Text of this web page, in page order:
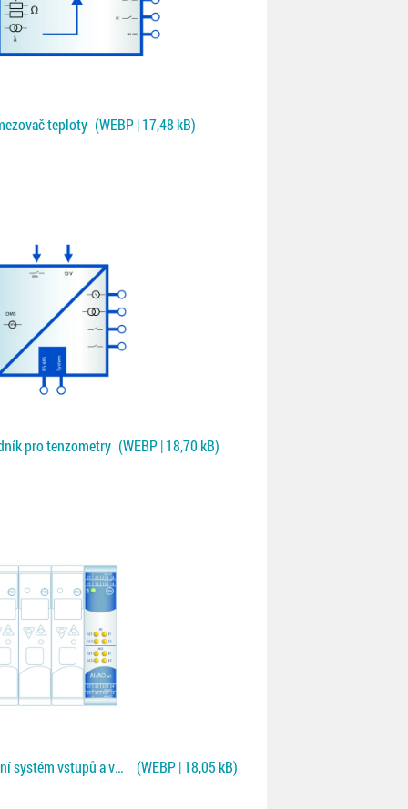
teploty (WEBP | 17,48 kB)
pro tenzometry (WEBP | 18,70 kB)
Rail line RL400 - modulární systém vstupů a výstupů (WEBP | 18,05 kB)